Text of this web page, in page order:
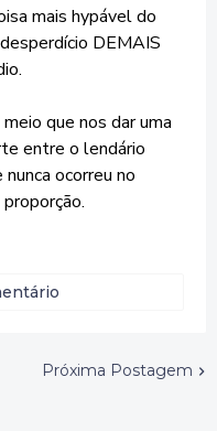
mais hypável do
DEMAIS
que nos dar uma
entre o lendário
ocorreu no
Próxima Postagem